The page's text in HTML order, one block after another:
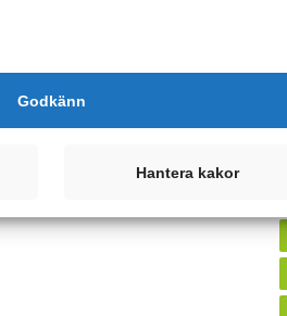
Godkänn
Hantera kakor